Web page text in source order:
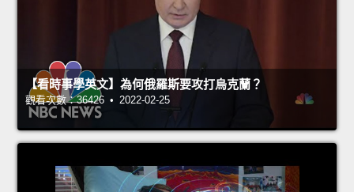
【看時事學英文】為何俄羅斯要攻打烏克蘭？
觀看次數：36426 • 2022-02-25